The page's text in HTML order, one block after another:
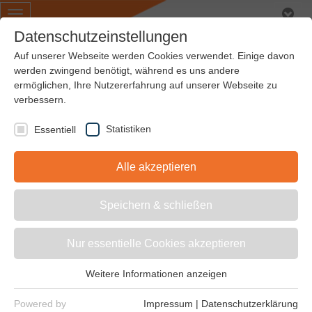
Antriebsoptimierung
& Antriebslösungen
Ergänzend zu unseren
vielfältigen
Produktportfolio bietet
Tecnamic umfangreiche
Datenschutzeinstellungen
Auf unserer Webseite werden Cookies verwendet. Einige davon
werden zwingend benötigt, während es uns andere
ermöglichen, Ihre Nutzererfahrung auf unserer Webseite zu
verbessern.
Essentiell Statistiken
Alle akzeptieren
Speichern & schließen
Nur essentielle Cookies akzeptieren
Essentielle Cookies werden für grundlegende Funktionen der
Weitere Informationen anzeigen
Powered by
Impressum | Datenschutzerklärung
Toggle
navigation